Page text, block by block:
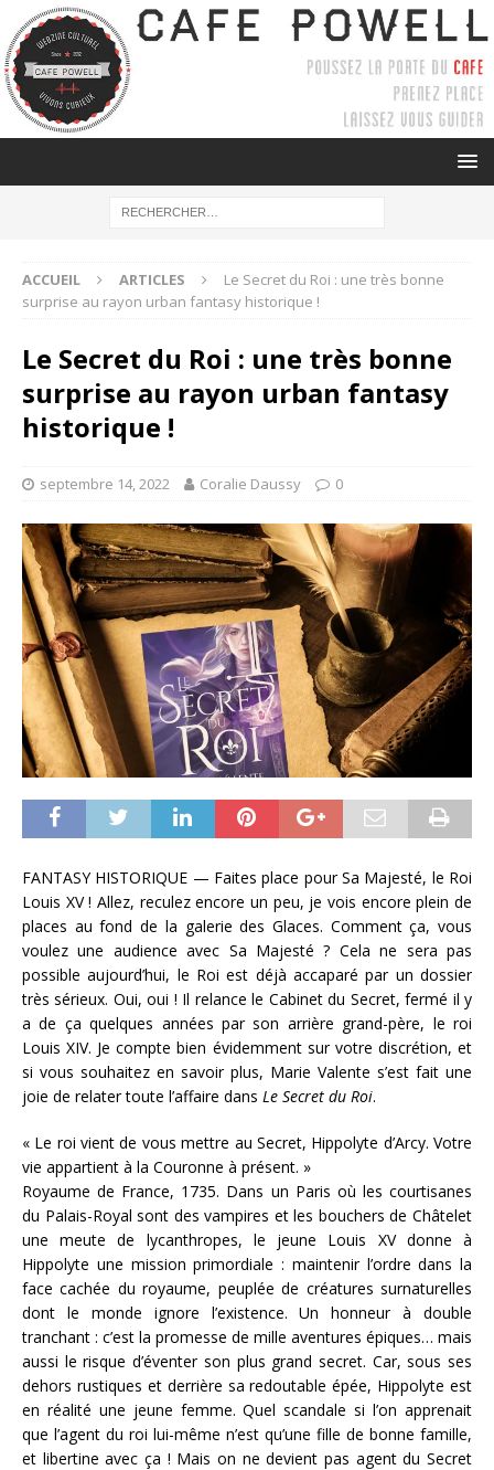
ACCUEIL ARTICLES
Le Secret du Roi : une très bonne
surprise au rayon urban fantasy historique !
Le Secret du Roi : une très bonne
surprise au rayon urban fantasy
historique !
septembre 14, 2022 Coralie Daussy 0
FANTASY HISTORIQUE — Faites place pour Sa Majesté, le Roi
Louis XV ! Allez, reculez encore un peu, je vois encore plein de
places au fond de la galerie des Glaces. Comment ça, vous
voulez une audience avec Sa Majesté ? Cela ne sera pas
possible aujourd’hui, le Roi est déjà accaparé par un dossier
très sérieux. Oui, oui ! Il relance le Cabinet du Secret, fermé il y
a de ça quelques années par son arrière grand-père, le roi
Louis XIV. Je compte bien évidemment sur votre discrétion, et
si vous souhaitez en savoir plus, Marie Valente s’est fait une
joie de relater toute l’affaire dans Le Secret du Roi.
« Le roi vient de vous mettre au Secret, Hippolyte d’Arcy. Votre
vie appartient à la Couronne à présent. »
Royaume de France, 1735. Dans un Paris où les courtisanes
du Palais-Royal sont des vampires et les bouchers de Châtelet
une meute de lycanthropes, le jeune Louis XV donne à
Hippolyte une mission primordiale : maintenir l’ordre dans la
face cachée du royaume, peuplée de créatures surnaturelles
dont le monde ignore l’existence. Un honneur à double
tranchant : c’est la promesse de mille aventures épiques… mais
aussi le risque d’éventer son plus grand secret. Car, sous ses
dehors rustiques et derrière sa redoutable épée, Hippolyte est
en réalité une jeune femme. Quel scandale si l’on apprenait
que l’agent du roi lui-même n’est qu’une fille de bonne famille,
et libertine avec ça ! Mais on ne devient pas agent du Secret